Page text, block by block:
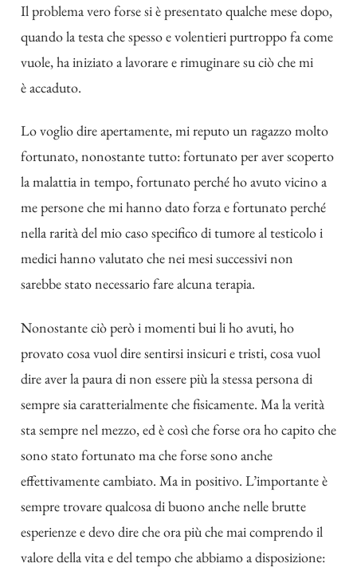
Il problema vero forse si è presentato qualche mese dopo,
quando la testa che spesso e volentieri purtroppo fa come
vuole, ha iniziato a lavorare e rimuginare su ciò che mi
è accaduto.
Lo voglio dire apertamente, mi reputo un ragazzo molto
fortunato, nonostante tutto: fortunato per aver scoperto
la malattia in tempo, fortunato perché ho avuto vicino a
me persone che mi hanno dato forza e fortunato perché
nella rarità del mio caso specifico di tumore al testicolo i
medici hanno valutato che nei mesi successivi non
sarebbe stato necessario fare alcuna terapia.
Nonostante ciò però i momenti bui li ho avuti, ho
provato cosa vuol dire sentirsi insicuri e tristi, cosa vuol
dire aver la paura di non essere più la stessa persona di
sempre sia caratterialmente che fisicamente. Ma la verità
sta sempre nel mezzo, ed è così che forse ora ho capito che
sono stato fortunato ma che forse sono anche
effettivamente cambiato. Ma in positivo. L’importante è
sempre trovare qualcosa di buono anche nelle brutte
esperienze e devo dire che ora più che mai comprendo il
valore della vita e del tempo che abbiamo a disposizione: